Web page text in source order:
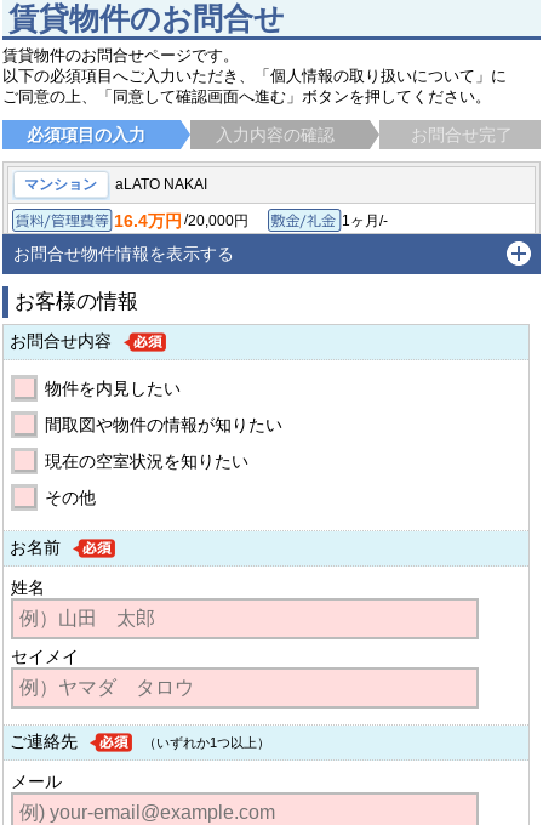
賃貸物件のお問合せ
賃貸物件のお問合せページです。
以下の必須項目へご入力いただき、「個人情報の取り扱いについて」に
ご同意の上、「同意して確認画面へ進む」ボタンを押してください。
必須項目の入力 入力内容の確認 お問合せ完了
マンション aLATO NAKAI
賃料/管理費等
16.4万円 /20,000円 敷金/礼金
1ヶ月/-
保証金/敷引/償却金
-/-/-
築年月
2026年2月
新宿区中落合 都営大江戸線 中井駅
お問合せ物件情報を表示する
お客様の情報
お問合せ内容
物件を内見したい
間取図や物件の情報が知りたい
現在の空室状況を知りたい
その他
お名前
姓名
セイメイ
ご連絡先 （いずれか1つ以上）
メール